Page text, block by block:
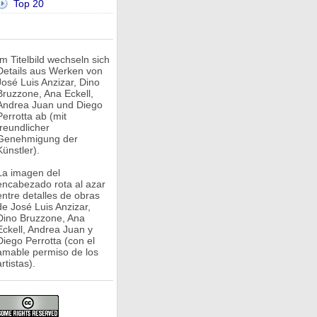
Top 20
Titelbild wechseln sich
aus Werken von
Luis Anzizar, Dino
Ana Eckell,
Juan und Diego
ab (mit
der
imagen del
rota al azar
detalles de obras
José Luis Anzizar,
Bruzzone, Ana
Andrea Juan y
Perrotta (con el
permiso de los